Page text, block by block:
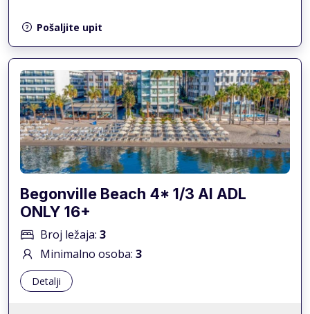
Pošaljite upit
Begonville Beach 4* 1/3 AI ADL
ONLY 16+
Broj ležaja: 3
Minimalno osoba: 3
Detalji